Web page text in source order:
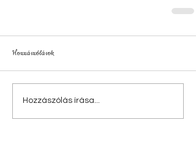
Hozzászólások
Hozzászólás írása...